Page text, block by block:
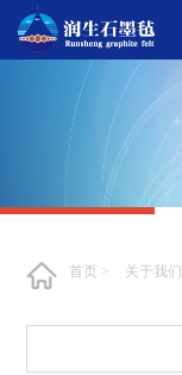
首页 > 关于我们